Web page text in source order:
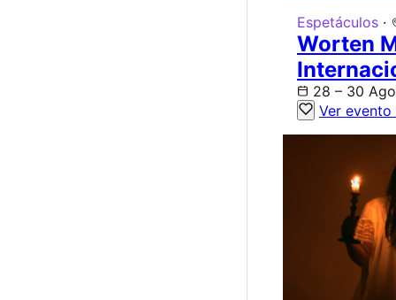
Espetáculos ·
Worten
28 – 30 Ago
Ver